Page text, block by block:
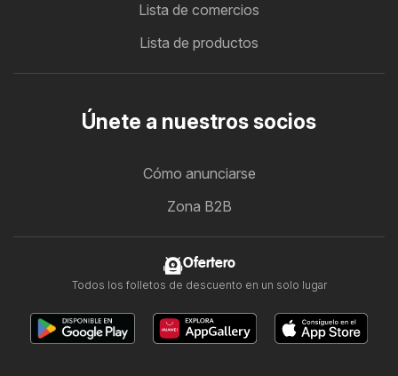
Lista de comercios
Lista de productos
Únete a nuestros socios
Cómo anunciarse
Zona B2B
Ofertero
Todos los folletos de descuento en un solo lugar